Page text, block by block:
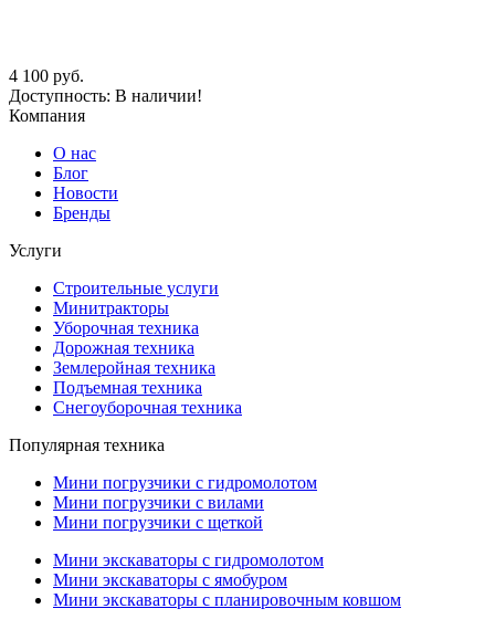
4 100 руб.
Доступность: В наличии!
Компания
О нас
Блог
Новости
Бренды
Услуги
Строительные услуги
Минитракторы
Уборочная техника
Дорожная техника
Землеройная техника
Подъемная техника
Снегоуборочная техника
Популярная техника
Мини погрузчики с гидромолотом
Мини погрузчики с вилами
Мини погрузчики с щеткой
Мини экскаваторы с гидромолотом
Мини экскаваторы с ямобуром
Мини экскаваторы с планировочным ковшом